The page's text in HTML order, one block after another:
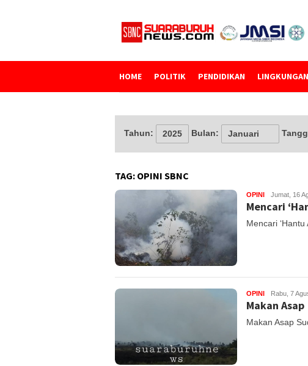
HOME POLITIK PENDIDIKAN LINGKUNGAN
Tahun: Bulan:
TAG: OPINI SBNC
OPINI Jumat, 16
Mencari
Mencari
OPINI Rabu, 7
Makan Asap
Makan Asap